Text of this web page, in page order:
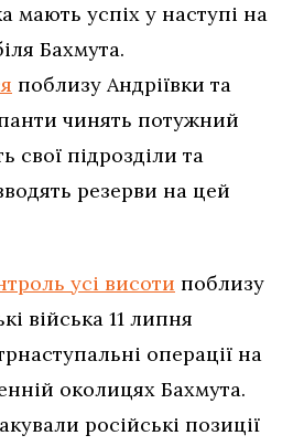
мають успіх у наступі на
Бахмута.
поблизу Андріївки та
чинять потужний
свої підрозділи та
резерви на цей
усі висоти поблизу
війська 11 липня
операції на
околицях Бахмута.
російські позиції